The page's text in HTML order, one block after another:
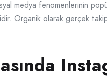
medya fenomenlerinin
Organik olarak gerçek